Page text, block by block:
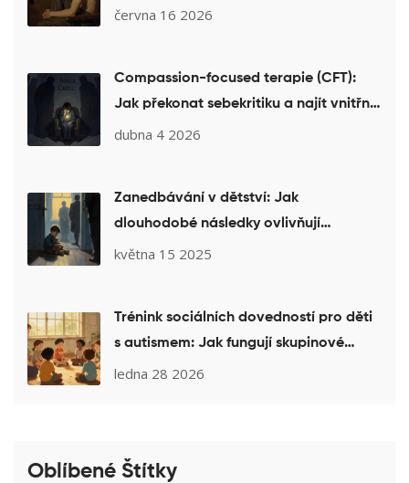
června 16 2026
Compassion-focused terapie (CFT):
Jak překonat sebekritiku a najít vnitřní
klid
dubna 4 2026
Zanedbávání v dětství: Jak
dlouhodobé následky ovlivňují
dospělost a co pomáhá psychoterapie
května 15 2025
Trénink sociálních dovedností pro děti
s autismem: Jak fungují skupinové
programy a co je důležité vědět
ledna 28 2026
Oblíbené Štítky